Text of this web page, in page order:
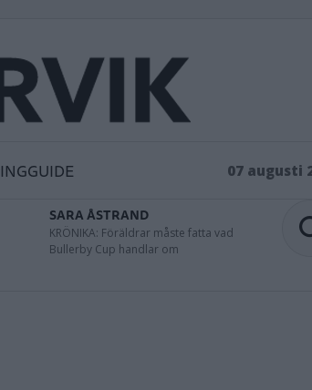
07 augusti
SARA ÅSTRAND
KRÖNIKA: Föräldrar måste fatta vad
Bullerby Cup handlar om